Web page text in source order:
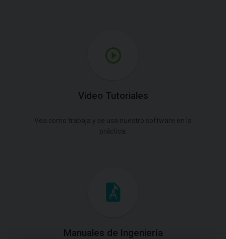
Video Tutoriales
Manuales de Ingeniería